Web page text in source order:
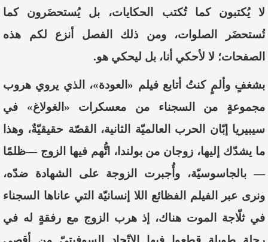
لا يُكتبون كما تُكتب الحكايات، بل يُستحضَرون كما
تُستحضَر الصلوات، ومن ذلك الفصل أنزع لكم هذه
الصفحات؛ لا لأحكي أنا، بل ليحكي هو.
بشغفٍ وألمٍ كنتُ أتابع فيلم «العودة»، الذي يروي هروب
مجموعةٍ من السجناء من معسكرات «الغولاغ» في
سيبيريا إبّان الحرب العالميّة الثانية، القصّة حقيقيّةٌ، وهذا
ما يشدّك إليها، زوجان من بولندا، اتُّهم فيها الزوج —ظلمًا
— بالجاسوسيّة، وأُجبرت الزوجة على الشهادة ضدّه،
ونرى عبر الفيلم الفظائع اللا إنسانيّة التي عاناها السجناء
في ثلّاجة الموت هناك، إذ هرب الزوج مع رفقةٍ له في